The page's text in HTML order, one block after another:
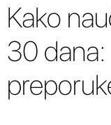
Kako
30 dana: